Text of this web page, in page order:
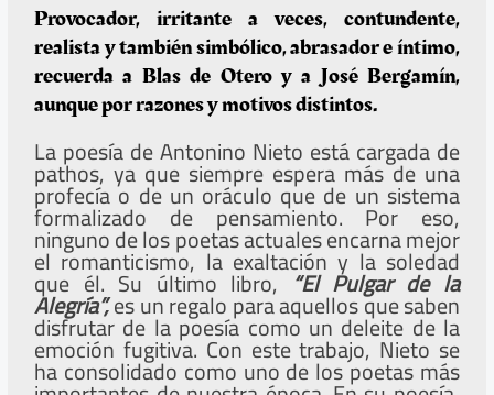
Provocador, irritante a veces, contundente,
realista y también simbólico, abrasador e íntimo,
recuerda a Blas de Otero y a José Bergamín,
aunque por razones y motivos distintos.
La poesía de Antonino Nieto está cargada de
pathos, ya que siempre espera más de una
profecía o de un oráculo que de un sistema
formalizado de pensamiento. Por eso,
ninguno de los poetas actuales encarna mejor
el romanticismo, la exaltación y la soledad
que él. Su último libro, “El Pulgar de la
Alegría”,es un regalo para aquellos que saben
disfrutar de la poesía como un deleite de la
emoción fugitiva. Con este trabajo, Nieto se
ha consolidado como uno de los poetas más